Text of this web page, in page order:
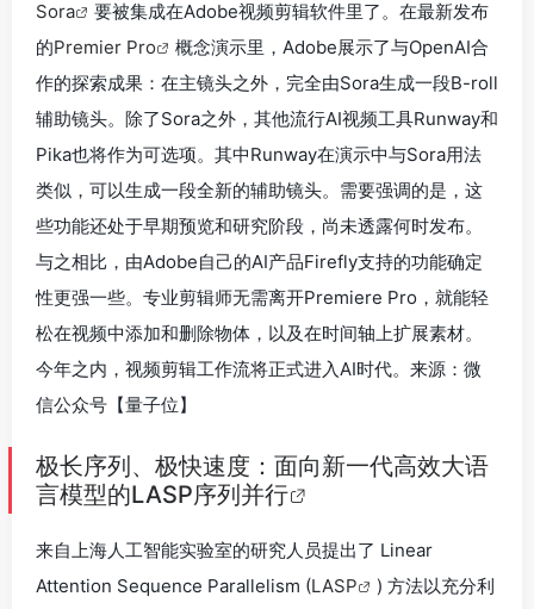
Sora
要被集成在Adobe视频剪辑软件里了。在最新发布
的Premier Pro
概念演示里，Adobe展示了与OpenAI合
作的探索成果：在主镜头之外，完全由Sora生成一段B-roll
辅助镜头。除了Sora之外，其他流行AI视频工具Runway和
Pika也将作为可选项。其中Runway在演示中与Sora用法
类似，可以生成一段全新的辅助镜头。需要强调的是，这
些功能还处于早期预览和研究阶段，尚未透露何时发布。
与之相比，由Adobe自己的AI产品Firefly支持的功能确定
性更强一些。专业剪辑师无需离开Premiere Pro，就能轻
松在视频中添加和删除物体，以及在时间轴上扩展素材。
今年之内，视频剪辑工作流将正式进入AI时代。来源：微
信公众号【量子位】
极长序列、极快速度：面向新一代高效大语
言模型的LASP序列并行
来自上海人工智能实验室的研究人员提出了 Linear
Attention Sequence Parallelism (LASP
) 方法以充分利